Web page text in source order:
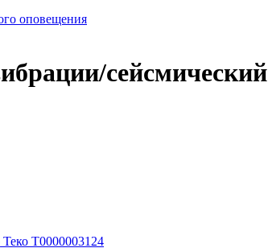
оповещения
сейсмический